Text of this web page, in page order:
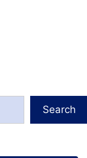
Search